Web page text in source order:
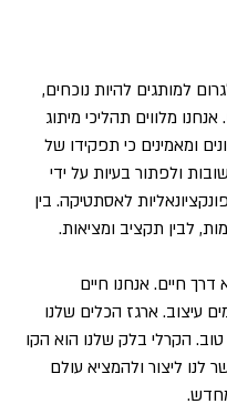
למותגים להיות נוכחים,
מלווים תהליכי מיתוג
ומאמינים כי תפקידו של
ולפתור בעיות על ידי
לאסתטיקה. בין
לבין תקציב ומציאות.
דרך חיים. אנחנו חיים
עיצוב. ארגז הכלים שלנו
הקרלי בלק שלנו הוא הקו
ליצור ולהמציא עולם